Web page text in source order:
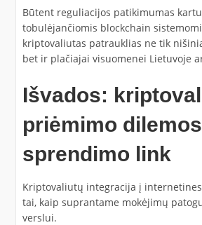
Būtent reguliacijos patikimumas
tobulėjančiomis blockchain
kriptovaliutas patrauklias ne tik
bet ir plačiajai visuomenei Lietuvoje
Išvados:
priėmimo dilemos
sprendimo link
Kriptovaliutų integracija į
tai, kaip suprantame mokėjimų
verslui.